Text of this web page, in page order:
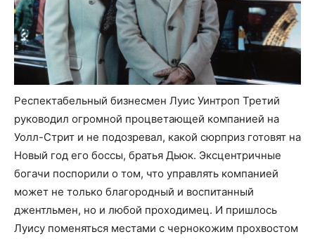
Респектабельный бизнесмен Луис Уинтроп Третий
руководил огромной процветающей компанией на
Уолл-Стрит и не подозревал, какой сюрприз готовят на
Новый год его боссы, братья Дьюк. Эксцентричные
богачи поспорили о том, что управлять компанией
может не только благородный и воспитанный
джентльмен, но и любой проходимец. И пришлось
Луису поменяться местами с чернокожим прохвостом